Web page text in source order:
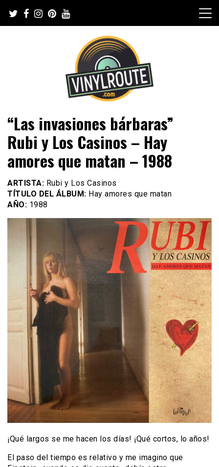
content
VinylRoute
“Las invasiones bárbaras”
Rubi y Los Casinos – Hay
amores que matan – 1988
ARTISTA: Rubi y Los Casinos
TÍTULO DEL ÁLBUM: Hay amores que matan
AÑO: 1988
¡Qué largos se me hacen los días! ¡Qué cortos, lo años!
El paso del tiempo es relativo y me imagino que